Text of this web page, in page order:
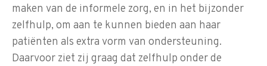
maken van de informele zorg, en in het bijzonder
zelfhulp, om aan te kunnen bieden aan haar
patiënten als extra vorm van ondersteuning.
Daarvoor ziet zij graag dat zelfhulp onder de